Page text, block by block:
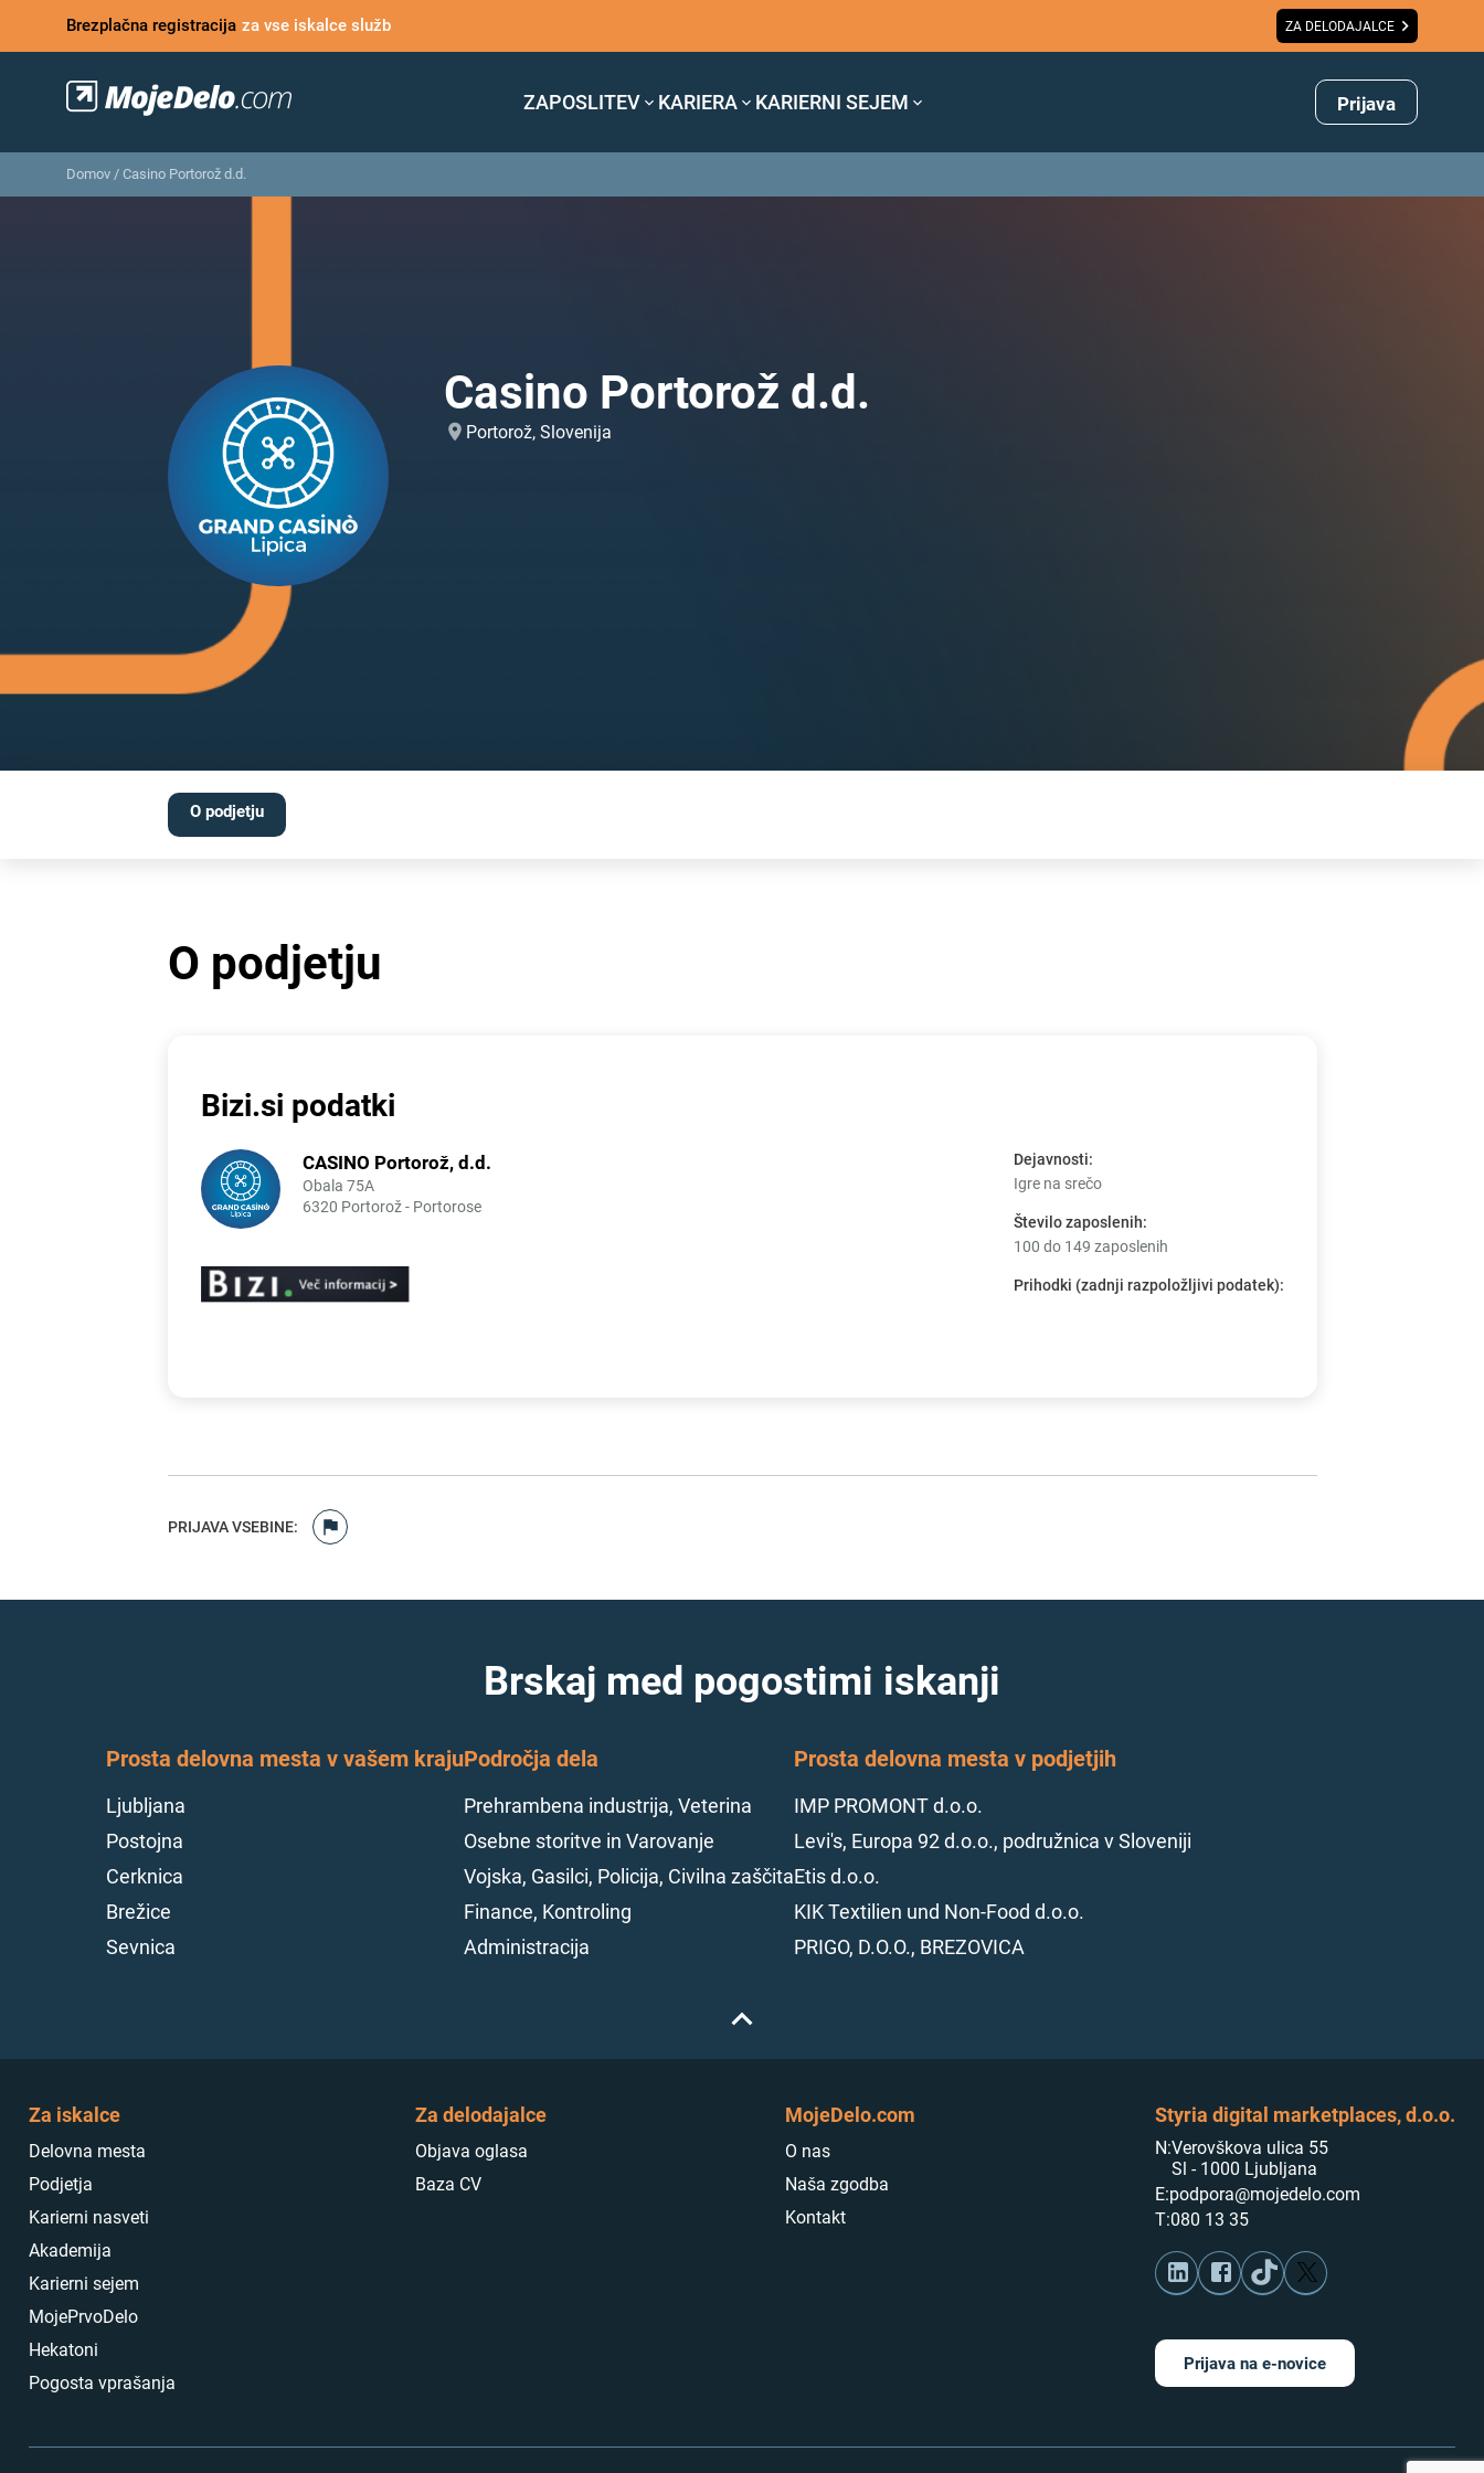
Brezplačna registracija za vse iskalce služb ZA DELODAJALCE
ZAPOSLITEV KARIERA KARIERNI SEJEM Prijava
Domov / Casino Portorož d.d.
Casino Portorož d.d.
Portorož, Slovenija
O podjetju
O podjetju
Bizi.si podatki
CASINO Portorož, d.d.
Obala 75A
6320 Portorož - Portorose
Dejavnosti:
Igre na srečo
Število zaposlenih:
100 do 149 zaposlenih
Prihodki (zadnji razpoložljivi podatek):
PRIJAVA VSEBINE:
Brskaj med pogostimi iskanji
Prosta delovna mesta v vašem kraju
Ljubljana
Postojna
Cerknica
Brežice
Sevnica
Področja dela
Prehrambena industrija, Veterina
Osebne storitve in Varovanje
Vojska, Gasilci, Policija, Civilna zaščita
Finance, Kontroling
Administracija
Prosta delovna mesta v podjetjih
IMP PROMONT d.o.o.
Levi's, Europa 92 d.o.o., podružnica v Sloveniji
Etis d.o.o.
KIK Textilien und Non-Food d.o.o.
PRIGO, D.O.O., BREZOVICA
Za iskalce
Delovna mesta
Podjetja
Karierni nasveti
Akademija
Karierni sejem
MojePrvoDelo
Hekatoni
Pogosta vprašanja
Za delodajalce
Objava oglasa
Baza CV
MojeDelo.com
O nas
Naša zgodba
Kontakt
Styria digital marketplaces, d.o.o.
N:Verovškova ulica 55
Sl - 1000 Ljubljana
E:podpora@mojedelo.com
T:080 13 35
Prijava na e-novice